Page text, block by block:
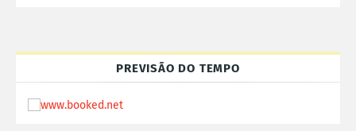
PREVISÃO DO TEMPO